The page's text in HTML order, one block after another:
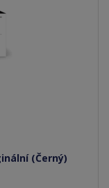
(Černý)